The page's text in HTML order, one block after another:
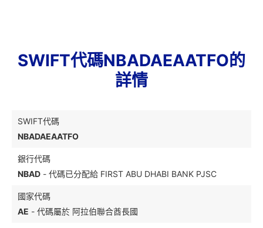
SWIFT代碼NBADAEAATFO的
詳情
SWIFT代碼
NBADAEAATFO
銀行代碼
NBAD - 代碼已分配給 FIRST ABU DHABI BANK PJSC
國家代碼
AE - 代碼屬於 阿拉伯聯合酋長國